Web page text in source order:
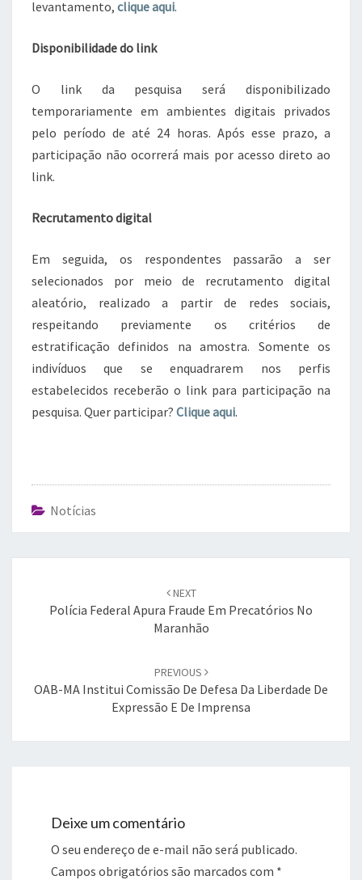
levantamento, clique aqui.
Disponibilidade do link
O link da pesquisa será disponibilizado
temporariamente em ambientes digitais privados
pelo período de até 24 horas. Após esse prazo, a
participação não ocorrerá mais por acesso direto ao
link.
Recrutamento digital
Em seguida, os respondentes passarão a ser
selecionados por meio de recrutamento digital
aleatório, realizado a partir de redes sociais,
respeitando previamente os critérios de
estratificação definidos na amostra. Somente os
indivíduos que se enquadrarem nos perfis
estabelecidos receberão o link para participação na
pesquisa. Quer participar? Clique aqui.
Notícias
NEXT
Polícia Federal Apura Fraude Em Precatórios No
Maranhão
PREVIOUS
OAB-MA Institui Comissão De Defesa Da Liberdade De
Expressão E De Imprensa
Deixe um comentário
O seu endereço de e-mail não será publicado.
Campos obrigatórios são marcados com *